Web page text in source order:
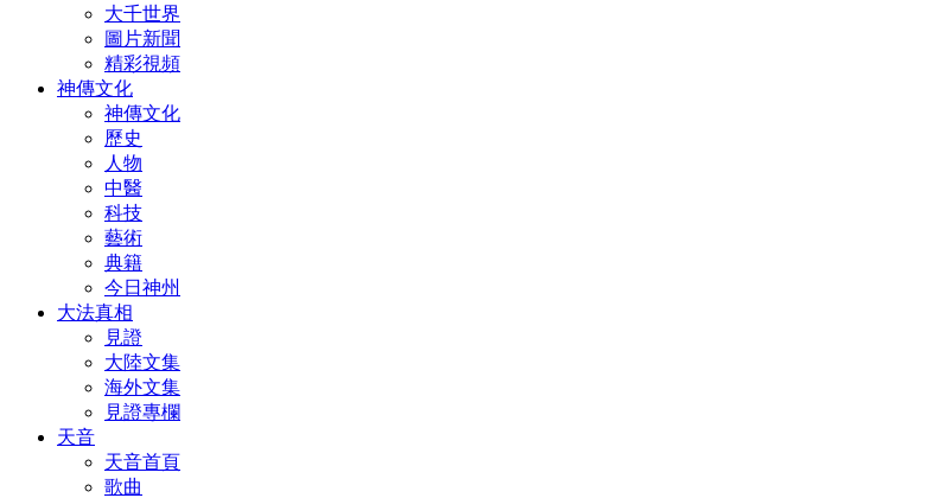
大千世界
圖片新聞
精彩視頻
神傳文化
神傳文化
歷史
人物
中醫
科技
藝術
典籍
今日神州
大法真相
見證
大陸文集
海外文集
見證專欄
天音
天音首頁
歌曲